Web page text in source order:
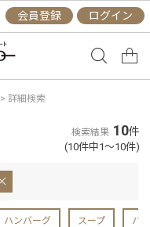
会員登録 ログイン
> 詳細検索
検索結果 10件
(10件中1～10件)
ハンバーグ スープ パ